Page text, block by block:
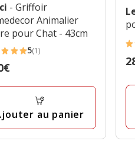
- Griffoir
Animalier
pour Chat - 43cm
5(1)
au panier
4
1